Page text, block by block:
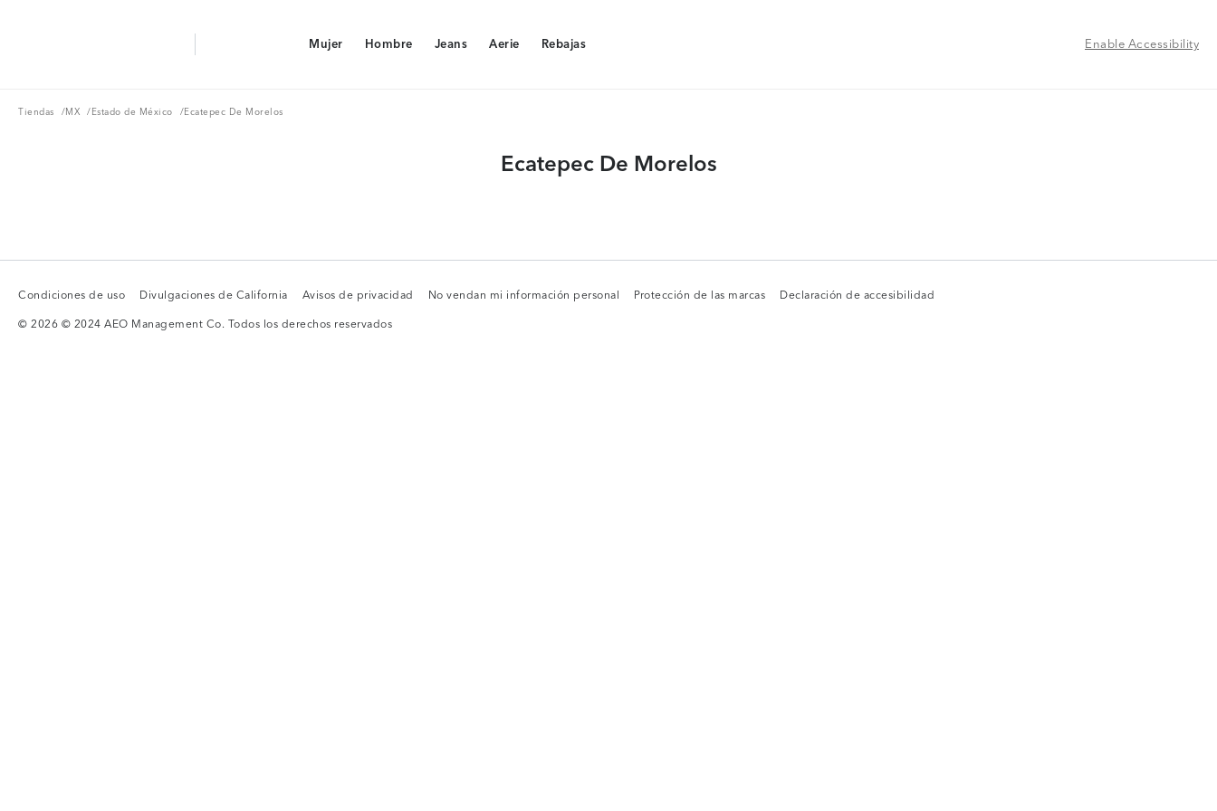
Mujer
Mujer
Hombre
Hombre
Jeans
Jeans
Aerie
Aerie
Rebajas
Rebajas Enable Accessibility
Tiendas
Tiendas /MX
MX /Estado de México
Estado de México / Ecatepec De Morelos
Ecatepec De Morelos
Condiciones de uso
Condiciones de uso
Divulgaciones de California
Divulgaciones de California
Avisos de privacidad
Avisos de privacidad
No vendan mi información personal
No vendan mi información personal
Protección de las marcas
Protección de las marcas
Declaración de accesibilidad
Declaración de accesibilidad
© 2026 © 2024 AEO Management Co. Todos los derechos reservados